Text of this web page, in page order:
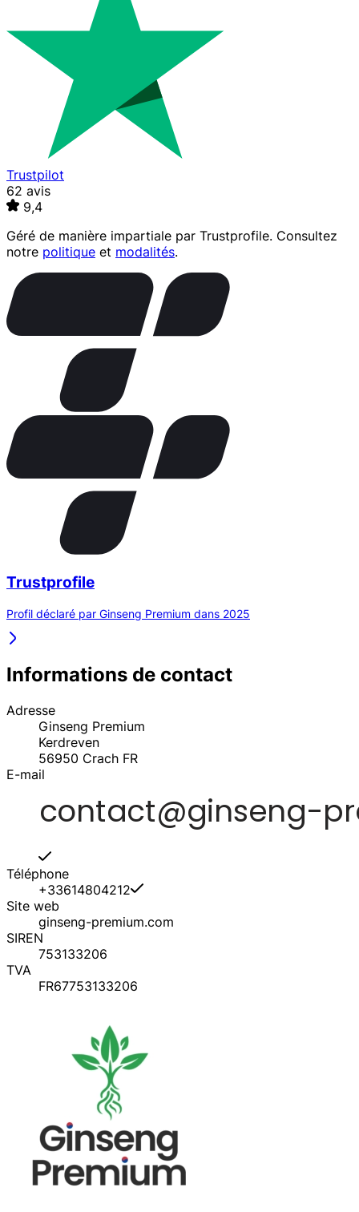
Trustpilot
62 avis
9,4
Géré de manière impartiale par Trustprofile. Consultez
notre politique et modalités.
Trustprofile
Profil déclaré par Ginseng Premium dans 2025
Informations de contact
Adresse
Ginseng Premium
Kerdreven
56950 Crach FR
E-mail
Téléphone
+33614804212
Site web
ginseng-premium.com
SIREN
753133206
TVA
FR67753133206